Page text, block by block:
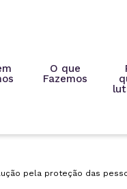
O que
Fazemos
pela proteção das